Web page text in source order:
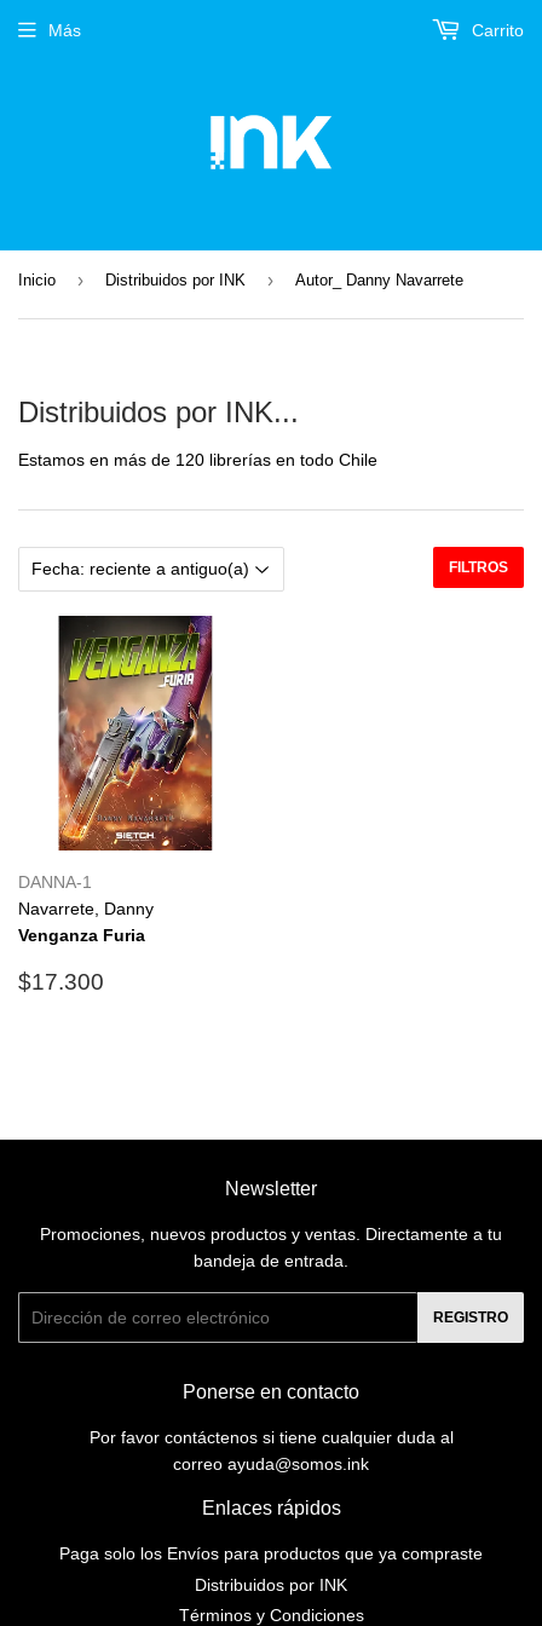
Más Carrito
Inicio › Distribuidos por INK › Autor_ Danny Navarrete
Distribuidos por INK...
Estamos en más de 120 librerías en todo Chile
FILTROS
DANNA-1
Navarrete, Danny
Venganza Furia
Precio
$17.300
Newsletter
Promociones, nuevos productos y ventas. Directamente a tu
bandeja de entrada.
REGISTRO
Ponerse en contacto
Por favor contáctenos si tiene cualquier duda al
correo ayuda@somos.ink
Enlaces rápidos
Paga solo los Envíos para productos que ya compraste
Distribuidos por INK
Términos y Condiciones